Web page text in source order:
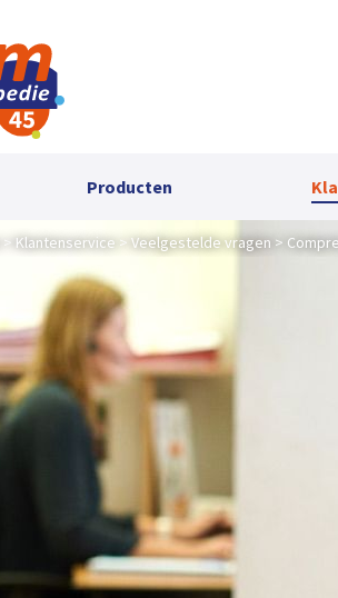
Producten
Klantenservice Veelgestelde vragen